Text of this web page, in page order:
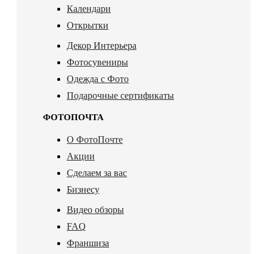
Календари
Открытки
Декор Интерьера
Фотосувениры
Одежда с Фото
Подарочные сертификаты
ФОТОПОЧТА
О ФотоПочте
Акции
Сделаем за вас
Бизнесу
Видео обзоры
FAQ
Франшиза